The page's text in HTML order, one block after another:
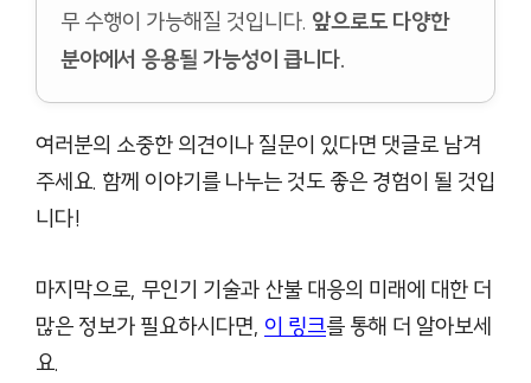
무 수행이 가능해질 것입니다. 앞으로도 다양한
분야에서 응용될 가능성이 큽니다.
여러분의 소중한 의견이나 질문이 있다면 댓글로 남겨
주세요. 함께 이야기를 나누는 것도 좋은 경험이 될 것입
니다!
마지막으로, 무인기 기술과 산불 대응의 미래에 대한 더
많은 정보가 필요하시다면, 이 링크를 통해 더 알아보세
요.